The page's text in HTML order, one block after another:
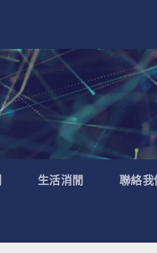
生活消閒 聯絡我